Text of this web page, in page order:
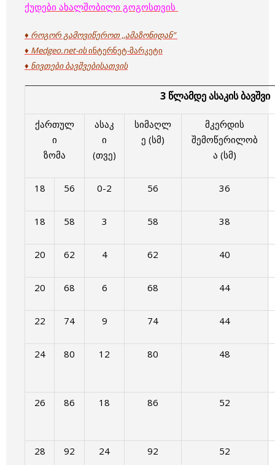
ქუდები ახალშობილი გოგოსთვის
♦ როგორ გამოვიწეროთ ,,ამაზონიდან”
♦ Medgeo.net-ისინტერნეტ-მარკეტი
♦ ნივთები ბავშვებისათვის
3 წლამდე ასაკის ბავშვი
ქართულ
ი
ზომა
ასაკ
ი
(თვე)
სიმაღლ
ე (სმ)
მკერდის
შემოწერილობ
ა (სმ)
18 56 0-2 56 36
18 58 3 58 38
20 62 4 62 40
20 68 6 68 44
22 74 9 74 44
24 80 12 80 48
26 86 18 86 52
28 92 24 92 52